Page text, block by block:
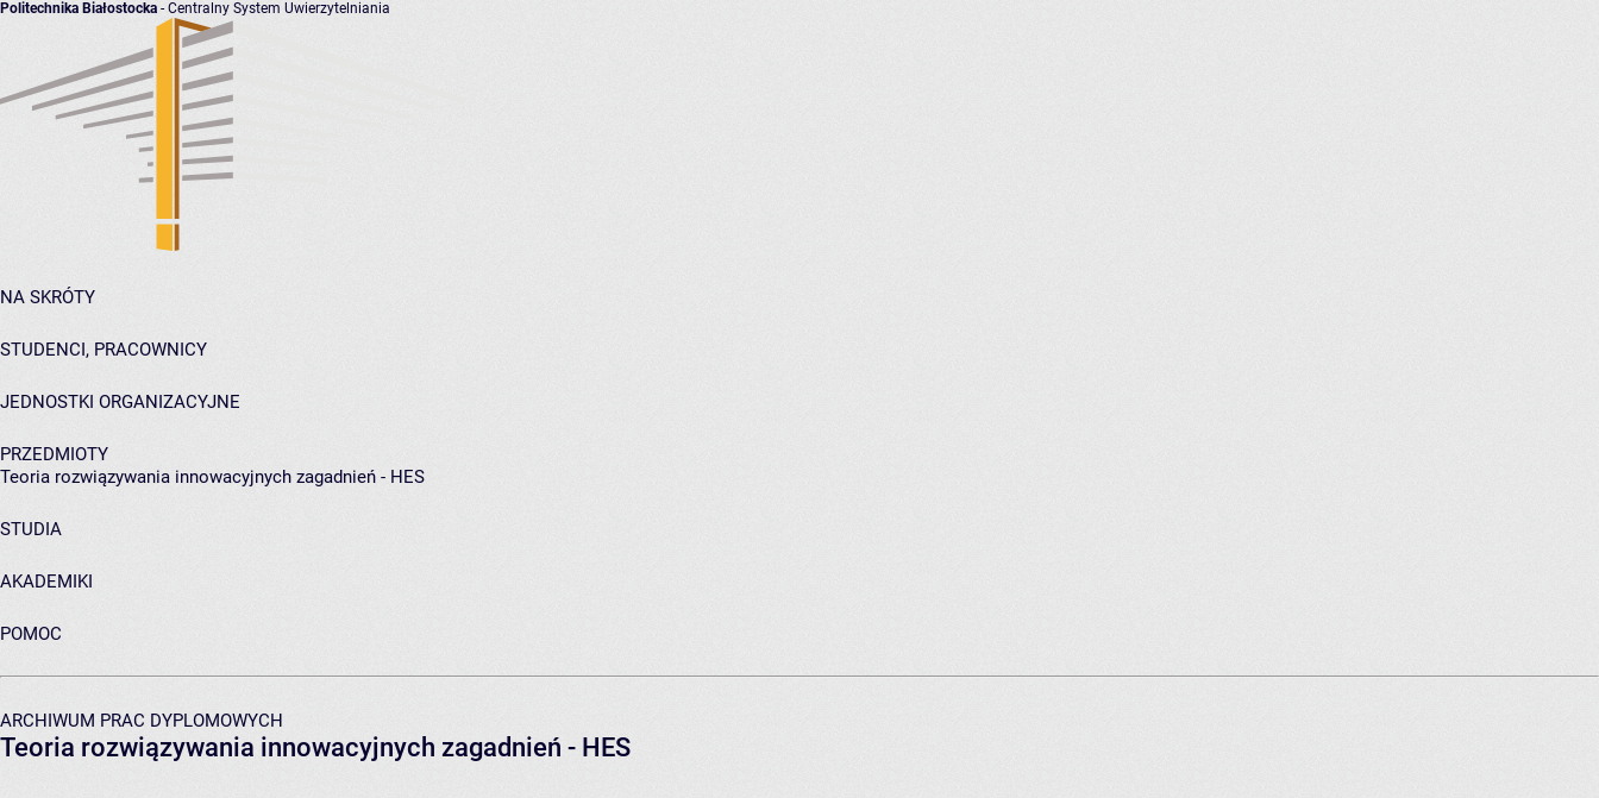
Politechnika Białostocka - Centralny System Uwierzytelniania
NA SKRÓTY
STUDENCI, PRACOWNICY
JEDNOSTKI ORGANIZACYJNE
PRZEDMIOTY
Teoria rozwiązywania innowacyjnych zagadnień - HES
STUDIA
AKADEMIKI
POMOC
ARCHIWUM PRAC DYPLOMOWYCH
Teoria rozwiązywania innowacyjnych zagadnień - HES